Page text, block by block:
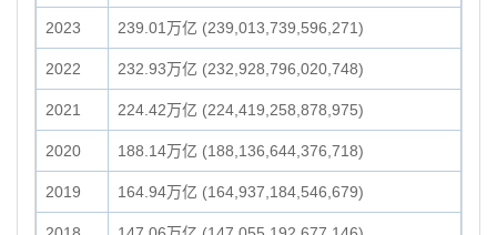
2023 239.01万亿 (239,013,739,596,271)
2022 232.93万亿 (232,928,796,020,748)
2021 224.42万亿 (224,419,258,878,975)
2020 188.14万亿 (188,136,644,376,718)
2019 164.94万亿 (164,937,184,546,679)